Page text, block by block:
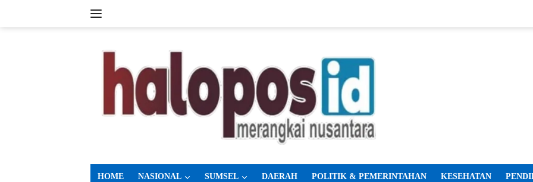
HOME NASIONAL SUMSEL DAERAH POLITIK & PEMERINTAHAN KESEHATAN